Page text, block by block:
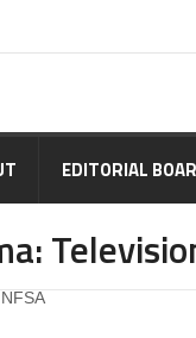
EDITORIAL